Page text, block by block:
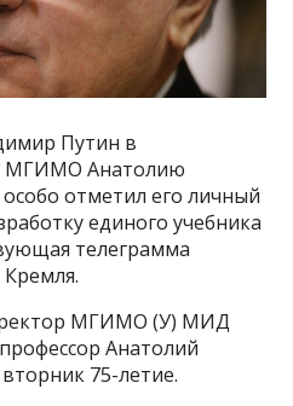
Путин в
МГИМО Анатолию
отметил его личный
единого учебника
телеграмма
ректор МГИМО (У) МИД
Анатолий
75-летие.